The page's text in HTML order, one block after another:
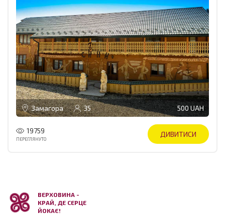
Замагора 35 500 UAH
19759
ПЕРЕГЛЯНУТО
ДИВИТИСИ
ВЕРХОВИНА -
КРАЙ, ДЕ СЕРЦЕ
ЙОКАЄ!